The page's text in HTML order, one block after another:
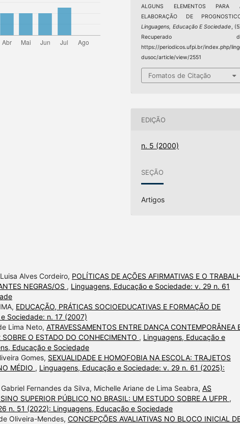
ALGUNS ELEMENTOS PARA
ELABORAÇÃO DE
Linguagens, Educação E Sociedade,
Recuperado
https://periodicos.ufpi.br/index.php/
dusoc/article/view/2551
Fomatos de Citação
EDIÇÃO
n. 5 (2000)
SEÇÃO
Artigos
Alves Cordeiro, POLÍTICAS DE AÇÕES AFIRMATIVAS E O
NEGRAS/OS , Linguagens, Educação e Sociedade: v. 29 n. 61
EDUCAÇÃO, PRÁTICAS SOCIOEDUCATIVAS E FORMAÇÃO DE
Sociedade: n. 17 (2007)
Lima Neto, ATRAVESSAMENTOS ENTRE DANÇA CONTEMPORÂNEA
O ESTADO DO CONHECIMENTO , Linguagens, Educação e
Educação e Sociedade
Gomes, SEXUALIDADE E HOMOFOBIA NA ESCOLA: TRAJETOS
MÉDIO , Linguagens, Educação e Sociedade: v. 29 n. 61 (2025):
Fernandes da Silva, Michelle Ariane de Lima Seabra, AS
SUPERIOR PÚBLICO NO BRASIL: UM ESTUDO SOBRE A UFPR ,
n. 51 (2022): Linguagens, Educação e Sociedade
Oliveira-Mendes, CONCEPÇÕES AVALIATIVAS NO BLOCO INICIAL